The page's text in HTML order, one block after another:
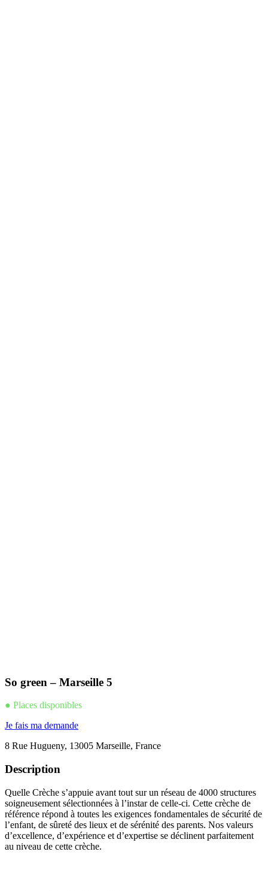
So green – Marseille 5
● Places disponibles
Je fais ma demande
8 Rue Hugueny, 13005 Marseille, France
Description
Quelle Crèche s’appuie avant tout sur un réseau de 4000 structures
soigneusement sélectionnées à l’instar de celle-ci. Cette crèche de
référence répond à toutes les exigences fondamentales de sécurité de
l’enfant, de sûreté des lieux et de sérénité des parents. Nos valeurs
d’excellence, d’expérience et d’expertise se déclinent parfaitement
au niveau de cette crèche.